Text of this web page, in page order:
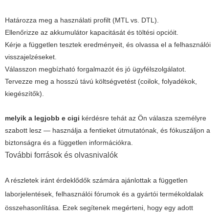
Határozza meg a használati profilt (MTL vs. DTL).
Ellenőrizze az akkumulátor kapacitását és töltési opcióit.
Kérje a független tesztek eredményeit, és olvassa el a felhasználói
visszajelzéseket.
Válasszon megbízható forgalmazót és jó ügyfélszolgálatot.
Tervezze meg a hosszú távú költségvetést (coilok, folyadékok,
kiegészítők).
melyik a legjobb e cigi kérdésre tehát az Ön válasza személyre
szabott lesz — használja a fentieket útmutatónak, és fókuszáljon a
biztonságra és a független információkra.
További források és olvasnivalók
A részletek iránt érdeklődők számára ajánlottak a független
laborjelentések, felhasználói fórumok és a gyártói termékoldalak
összehasonlítása. Ezek segítenek megérteni, hogy egy adott